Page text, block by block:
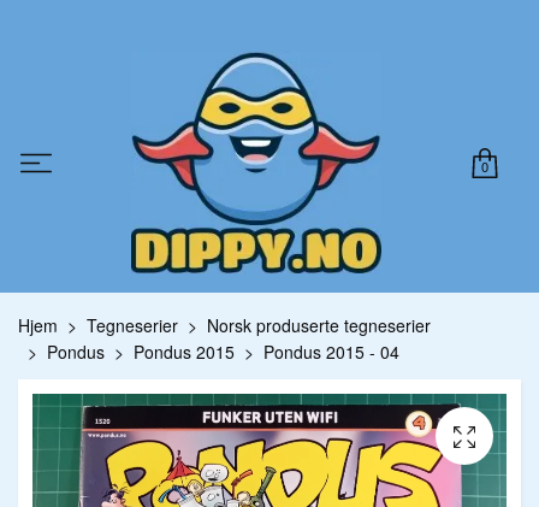
0
Hjem Tegneserier
Norsk produserte tegneserier
Pondus
Pondus 2015 Pondus 2015 - 04